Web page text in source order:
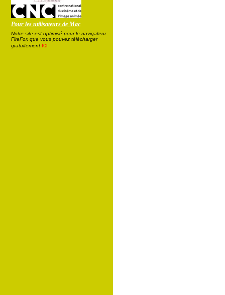
Pour les utilisateurs de Mac
Notre site est optimisé pour le navigateur
FireFox que vous pouvez télécharger
gratuitement ici